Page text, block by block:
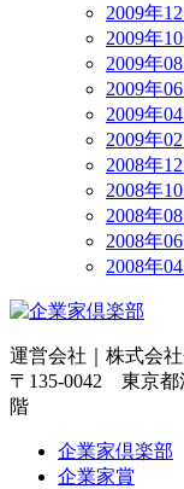
2009年
2009年
2009年
2009年
2009年
2009年
2008年
2008年
2008年
2008年
2008年
運営会社｜ 株式会
〒135-0042 東京都
階
企業家倶楽部
企業家賞